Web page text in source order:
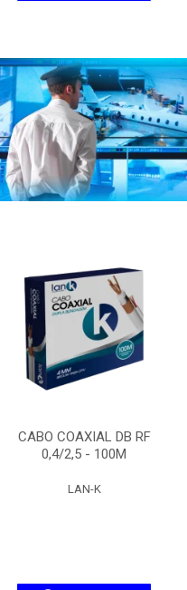
CABO COAXIAL DB RF
0,4/2,5 - 100M
LAN-K